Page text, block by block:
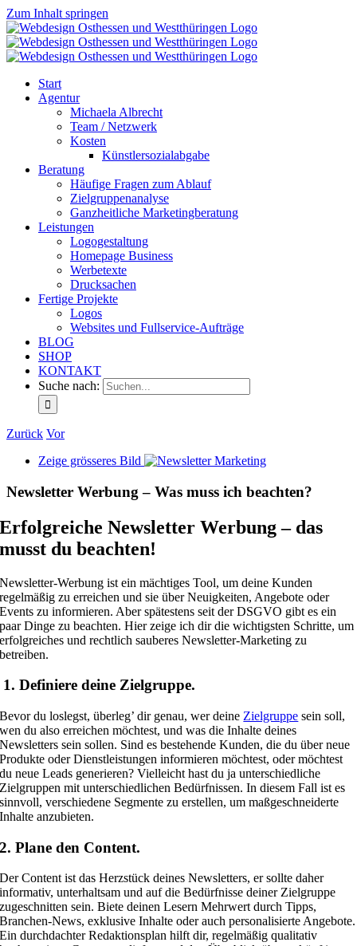
Zum Inhalt springen
Start
Agentur
Michaela Albrecht
Team / Netzwerk
Kosten
Künstlersozialabgabe
Beratung
Häufige Fragen zum Ablauf
Zielgruppenanalyse
Ganzheitliche Marketingberatung
Leistungen
Logogestaltung
Homepage Business
Werbetexte
Drucksachen
Fertige Projekte
Logos
Websites und Fullservice-Aufträge
BLOG
SHOP
KONTAKT
Suche nach:
Zurück Vor
Zeige grösseres Bild
Newsletter Werbung – Was muss ich beachten?
Erfolgreiche Newsletter Werbung – das
musst du beachten!
Newsletter-Werbung ist ein mächtiges Tool, um deine Kunden
regelmäßig zu erreichen und sie über Neuigkeiten, Angebote oder
Events zu informieren. Aber spätestens seit der DSGVO gibt es ein
paar Dinge zu beachten. Hier zeige ich dir die wichtigsten Schritte, um
erfolgreiches und rechtlich sauberes Newsletter-Marketing zu
betreiben.
1. Definiere deine Zielgruppe.
Bevor du loslegst, überleg’ dir genau, wer deine Zielgruppe sein soll,
wen du also erreichen möchtest, und was die Inhalte deines
Newsletters sein sollen. Sind es bestehende Kunden, die du über neue
Produkte oder Dienstleistungen informieren möchtest, oder möchtest
du neue Leads generieren? Vielleicht hast du ja unterschiedliche
Zielgruppen mit unterschiedlichen Bedürfnissen. In diesem Fall ist es
sinnvoll, verschiedene Segmente zu erstellen, um maßgeschneiderte
Inhalte anzubieten.
2. Plane den Content.
Der Content ist das Herzstück deines Newsletters, er sollte daher
informativ, unterhaltsam und auf die Bedürfnisse deiner Zielgruppe
zugeschnitten sein. Biete deinen Lesern Mehrwert durch Tipps,
Branchen-News, exklusive Inhalte oder auch personalisierte Angebote.
Ein durchdachter Redaktionsplan hilft dir, regelmäßig qualitativ